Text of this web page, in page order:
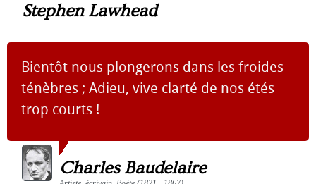
Stephen Lawhead
Bientôt nous plongerons dans les froides
ténèbres ; Adieu, vive clarté de nos étés
trop courts !
Charles Baudelaire